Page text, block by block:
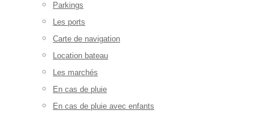
Parkings
Les ports
Carte de navigation
Location bateau
Les marchés
En cas de pluie
En cas de pluie avec enfants